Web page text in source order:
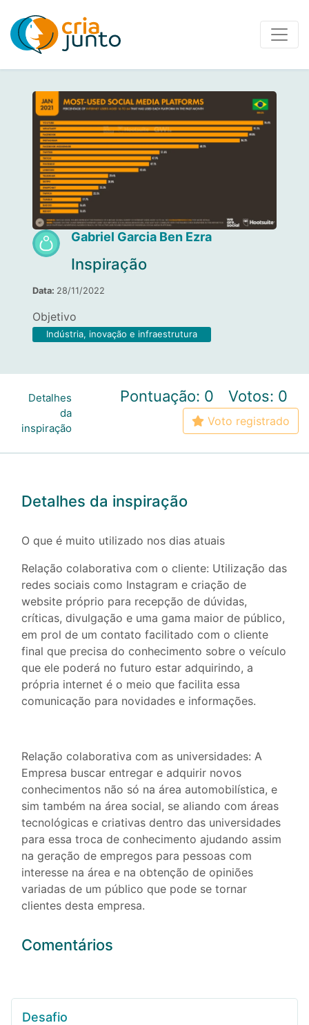
Gabriel Garcia Ben Ezra
Inspiração
Data: 28/11/2022
Objetivo
Indústria, inovação e infraestrutura
Pontuação: 0 Votos: 0
Voto registrado
Detalhes
da
inspiração
Detalhes da inspiração
O que é muito utilizado nos dias atuais
Relação colaborativa com o cliente: Utilização das
redes sociais como Instagram e criação de
website próprio para recepção de dúvidas,
críticas, divulgação e uma gama maior de público,
em prol de um contato facilitado com o cliente
final que precisa do conhecimento sobre o veículo
que ele poderá no futuro estar adquirindo, a
própria internet é o meio que facilita essa
comunicação para novidades e informações.
Relação colaborativa com as universidades: A
Empresa buscar entregar e adquirir novos
conhecimentos não só na área automobilística, e
sim também na área social, se aliando com áreas
tecnológicas e criativas dentro das universidades
para essa troca de conhecimento ajudando assim
na geração de empregos para pessoas com
interesse na área e na obtenção de opiniões
variadas de um público que pode se tornar
clientes desta empresa.
Comentários
Desafio